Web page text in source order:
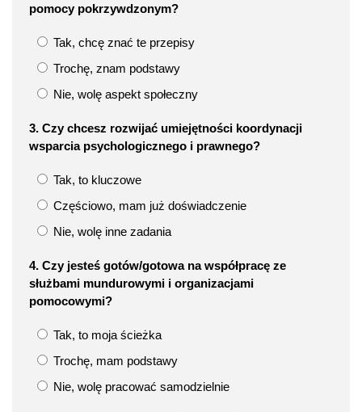
pomocy pokrzywdzonym?
Tak, chcę znać te przepisy
Trochę, znam podstawy
Nie, wolę aspekt społeczny
3. Czy chcesz rozwijać umiejętności koordynacji
wsparcia psychologicznego i prawnego?
Tak, to kluczowe
Częściowo, mam już doświadczenie
Nie, wolę inne zadania
4. Czy jesteś gotów/gotowa na współpracę ze
służbami mundurowymi i organizacjami
pomocowymi?
Tak, to moja ścieżka
Trochę, mam podstawy
Nie, wolę pracować samodzielnie